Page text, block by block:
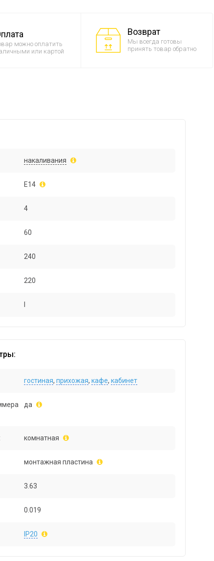
можно оплатить
или картой
Возврат
Мы всегда готовы
принять товар обратно
накаливания
E14
4
60
240
220
гостиная,прихожая,кафе,кабинет
да
комнатная
монтажная пластина
3.63
0.019
IP20